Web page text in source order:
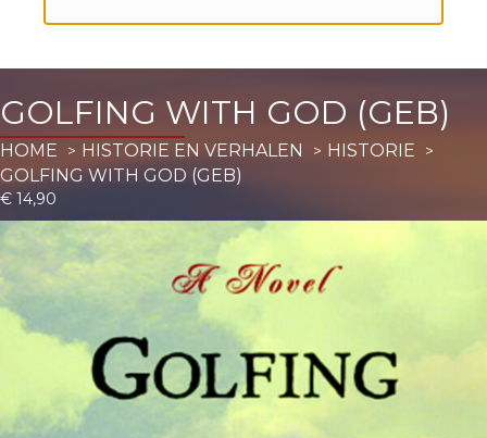
GOLFING WITH GOD (GEB)
HOME HISTORIE EN VERHALEN
HISTORIE
GOLFING WITH GOD (GEB)
€ 14,90